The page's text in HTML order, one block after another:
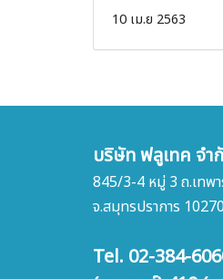
10 เม.ย 2563
บริษัท ฟลูเทค จำ
845/3-4 หมู่ 3 ถ.เทพ
จ.สมุทรปราการ
Tel. 02-384-